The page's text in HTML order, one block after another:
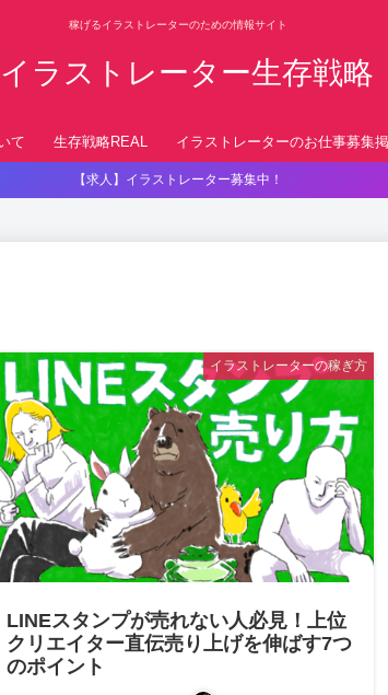
稼げるイラストレーターのための情報サイト
て 生存戦略REAL イラストレーターのお仕事募集
【求人】イラストレーター募集中！
イラストレーターの稼ぎ方
LINEスタンプが売れない人必見！上位
クリエイター直伝売り上げを伸ばす7つ
のポイント